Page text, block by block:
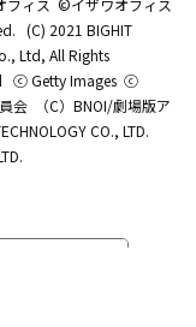
ィス ©イザワオフィス
(C) 2021 BIGHIT
Ltd, All Rights
ⓒ Getty Images ⓒ
会
（C）BNOI/劇場版ア
CO., LTD.